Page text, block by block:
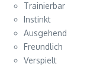
Trainierbar
Instinkt
Ausgehend
Freundlich
Verspielt